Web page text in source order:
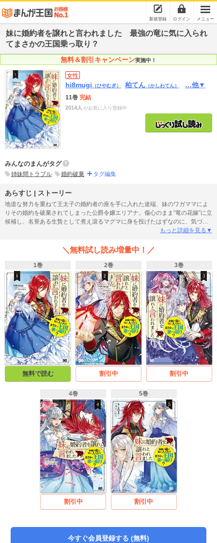
新規登録 ログイン メニュー
妹に婚約者を譲れと言われました 最強の竜に気に入られ
てまさかの王国乗っ取り？
無料＆割引キャンペーン実施中！
女性
hi8mugi （ひやむぎ） 柏てん （かしわてん） …他▼
11巻 完結
2014人 がお気に入り登録中
みんなのまんがタグ
姉妹間トラブル 婚約破棄 タグ編集
あらすじ | ストーリー
地道な努力を重ねて王太子の婚約者の座を手に入れた途端、妹のワガママによ
りその婚約を破棄されてしまった公爵令嬢エリアナ。傷心のまま”竜の花嫁”に立
候補し、名誉ある生贄として煮え滾るマグマに身を投げたはずなのに、気づけ
ばなぜかヨダレまみれで火口に倒れており……!? 「そのしきたりとやらに則っ
と、世間知らずの超お嬢様エリアナの、波乱の主従(?)生活が幕を開ける!
もっと詳細を見る▼
＼無料試し読み増量中！／
1巻
無料で読む
2巻
割引中
3巻
割引中
4巻
割引中
5巻
割引中
今すぐ会員登録する (無料)